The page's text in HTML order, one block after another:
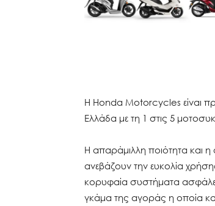
Η Honda Motorcycles είναι
Ελλάδα με τη 1 στις 5
Η απαράμιλλη ποιότητα και η
ανεβάζουν την ευκολία
κορυφαία συστήματα
γκάμα της αγοράς η οποία